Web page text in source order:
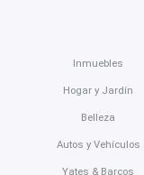
Inmuebles
Hogar y Jardín
Belleza
Autos y Vehículos
Yates & Barcos